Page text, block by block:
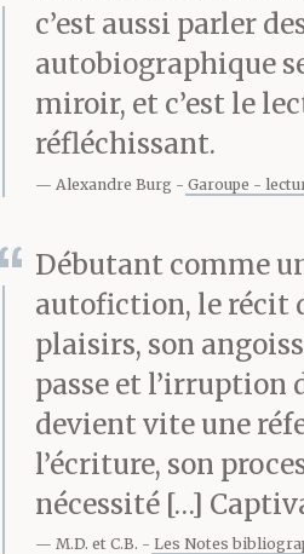
alors que ma
sa chambre
a passé
s’est cognée
tombant
barrière du lit.
avait rien de
elle est restée
trois jours, à
c’est aussi parler
autobiographique
miroir, et c’est le
réfléchissant.
Alexandre Burg Garoupe -
Débutant comme
autofiction, le récit
plaisirs, son
passe et l’irruption
devient vite une
l’écriture, son
nécessité […]
M.D. et C.B. Les Notes